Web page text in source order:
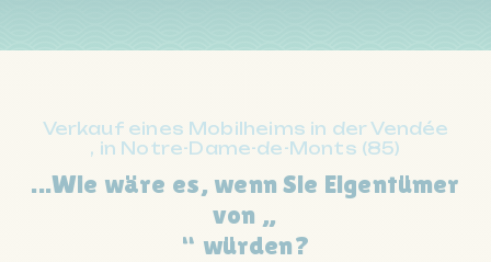
Verkauf eines Mobilheims in der Vendée
, in Notre-Dame-de-Monts (85)
...Wie wäre es, wenn Sie Eigentümer
von „
“ würden?